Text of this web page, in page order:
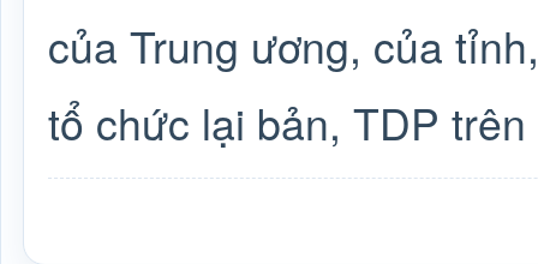
của Trung ương, của
tổ chức lại bản, TDP